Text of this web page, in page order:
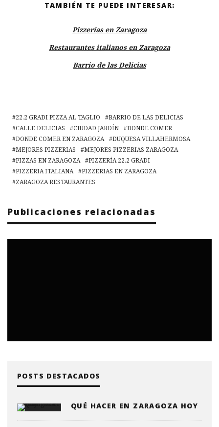
TAMBIÉN TE PUEDE INTERESAR:
Pizzerías en Zaragoza
Restaurantes italianos en Zaragoza
Barrio de las Delicias
22.2 GRADI PIZZA AL TAGLIO
BARRIO DE LAS DELICIAS
CALLE DELICIAS
CIUDAD JARDÍN
DONDE COMER
DONDE COMER EN ZARAGOZA
DUQUESA VILLAHERMOSA
MEJORES PIZZERIAS
MEJORES PIZZERIAS ZARAGOZA
PIZZAS EN ZARAGOZA
PIZZERÍA 22.2 GRADI
PIZZERIA ITALIANA
PIZZERIAS EN ZARAGOZA
ZARAGOZA RESTAURANTES
Publicaciones relacionadas
POSTS DESTACADOS
QUÉ HACER EN ZARAGOZA HOY